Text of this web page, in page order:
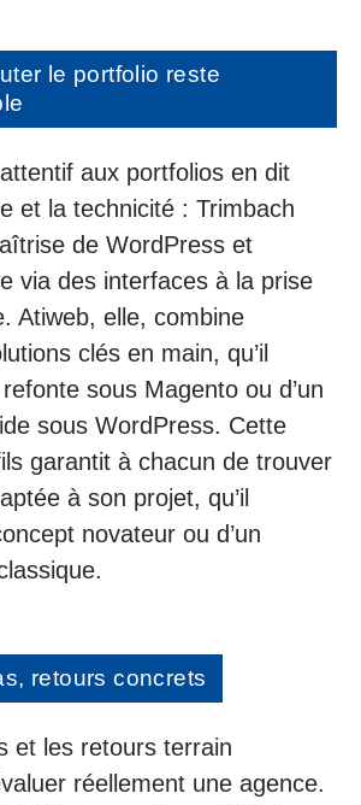
le portfolio reste
aux portfolios en dit
et la technicité : Trimbach
de WordPress et
via des interfaces à la prise
Atiweb, elle, combine
clés en main, qu’il
refonte sous Magento ou d’un
sous WordPress. Cette
garantit à chacun de trouver
à son projet, qu’il
novateur ou d’un
retours concrets
et les retours terrain
réellement une agence.